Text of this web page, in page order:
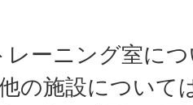
レーニング室に
の施設について